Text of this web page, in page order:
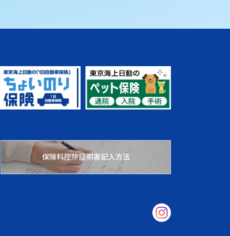
保険料控除証明書記入方法